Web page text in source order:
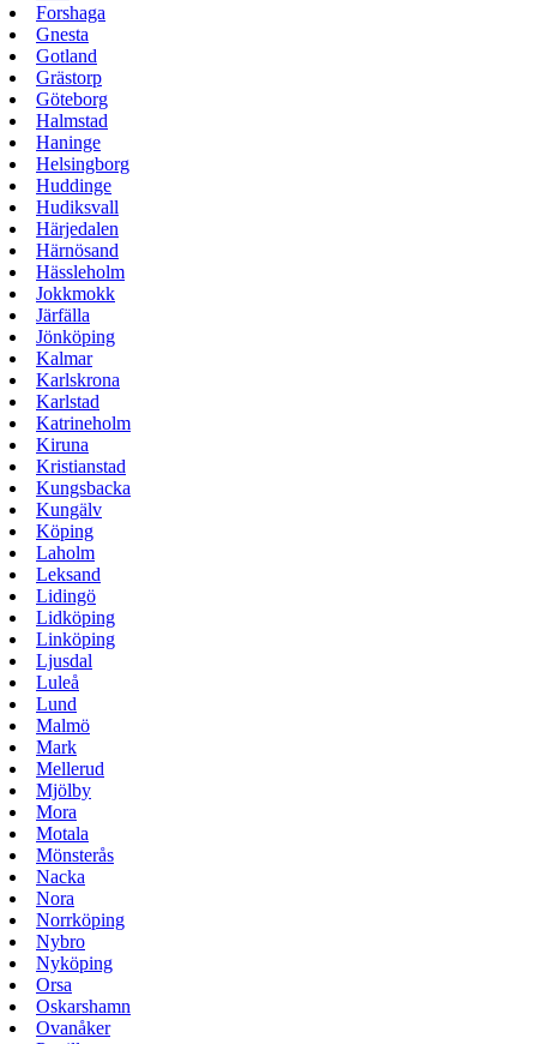
Forshaga
Gnesta
Gotland
Grästorp
Göteborg
Halmstad
Haninge
Helsingborg
Huddinge
Hudiksvall
Härjedalen
Härnösand
Hässleholm
Jokkmokk
Järfälla
Jönköping
Kalmar
Karlskrona
Karlstad
Katrineholm
Kiruna
Kristianstad
Kungsbacka
Kungälv
Köping
Laholm
Leksand
Lidingö
Lidköping
Linköping
Ljusdal
Luleå
Lund
Malmö
Mark
Mellerud
Mjölby
Mora
Motala
Mönsterås
Nacka
Nora
Norrköping
Nybro
Nyköping
Orsa
Oskarshamn
Ovanåker